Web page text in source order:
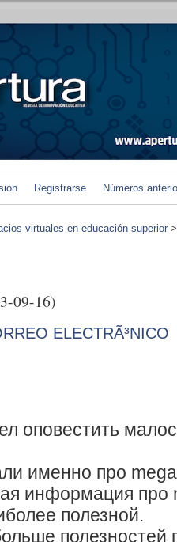
Registrarse Números
virtuales en educación superior
09-16)
ELECTRÃ³NICO
оповестить
именно про
информация про
полезной.
полезностей